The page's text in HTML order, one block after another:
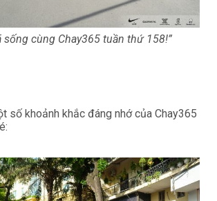
sống cùng Chay365 tuần thứ 158!”
số khoảnh khắc đáng nhớ của Chay365